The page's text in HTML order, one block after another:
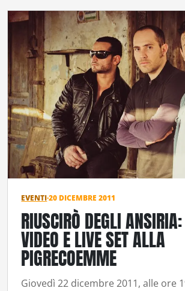
EVENTI·20 DICEMBRE 2011
RIUSCIRÒ DEGLI
VIDEO E LIVE SET ALLA
PIGRECOEMME
Giovedì 22 dicembre 2011, alle ore